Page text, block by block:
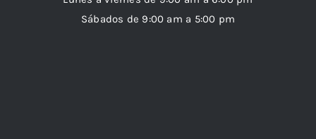
Sábados de 9:00 am a 5:00 pm